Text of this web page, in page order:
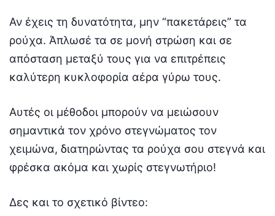
Αν έχεις τη δυνατότητα, μην “πακετάρεις” τα
ρούχα. Άπλωσέ τα σε μονή στρώση και σε
απόσταση μεταξύ τους για να επιτρέπεις
καλύτερη κυκλοφορία αέρα γύρω τους.
Αυτές οι μέθοδοι μπορούν να μειώσουν
σημαντικά τον χρόνο στεγνώματος τον
χειμώνα, διατηρώντας τα ρούχα σου στεγνά και
φρέσκα ακόμα και χωρίς στεγνωτήριο!
Δες και το σχετικό βίντεο: